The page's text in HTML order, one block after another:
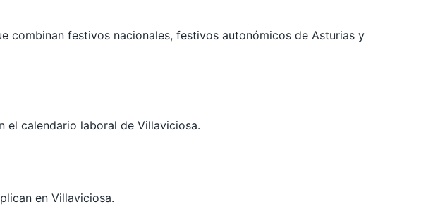
combinan festivos nacionales, festivos autonómicos de Asturias y
el calendario laboral de Villaviciosa.
en Villaviciosa.